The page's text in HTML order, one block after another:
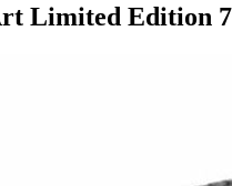
Limited Edition